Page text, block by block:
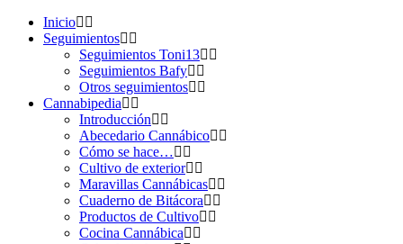
Inicio
Seguimientos
Seguimientos Toni13
Seguimientos Bafy
Otros seguimientos
Cannabipedia
Introducción
Abecedario Cannábico
Cómo se hace…
Cultivo de exterior
Maravillas Cannábicas
Cuaderno de Bitácora
Productos de Cultivo
Cocina Cannábica